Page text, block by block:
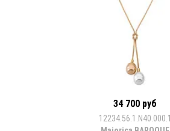
34 700 руб
12234.56.1.N40.000.1